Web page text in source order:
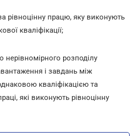
рівноцінну працю, яку виконують
кваліфікації;
нерівномірного розподілу
і завдань між
кваліфікацією та
які виконують рівноцінну